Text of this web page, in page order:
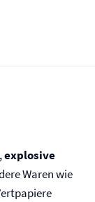
,explosive
Waren wie